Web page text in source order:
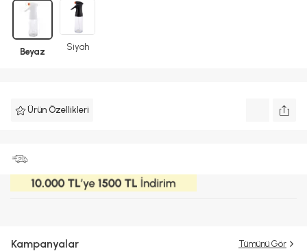
Beyaz Siyah
Ürün Özellikleri
Kampanyalar Tümünü Gör